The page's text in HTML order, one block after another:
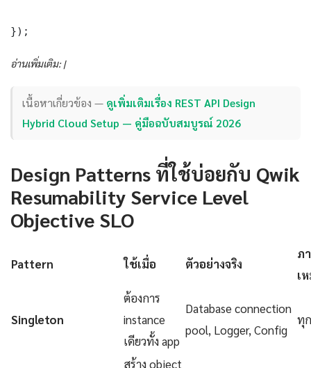
});
อ่านเพิ่มเติม: |
เนื้อหาเกี่ยวข้อง — ดูเพิ่มเติมเรื่อง REST API Design
Hybrid Cloud Setup — คู่มือฉบับสมบูรณ์ 2026
Design Patterns ที่ใช้บ่อยกับ Qwik
Resumability Service Level
Objective SLO
Pattern ใช้เมื่อ ตัวอย่างจริง
ภ
เ
Singleton
ต้องการ
instance
เดียวทั้ง app
Database connection
pool, Logger, Config
ทุ
สร้าง object